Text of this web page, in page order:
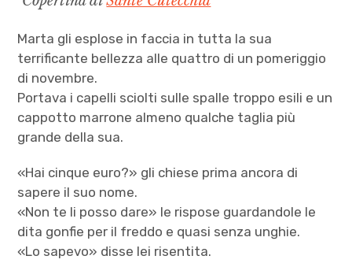
Marta gli esplose in faccia in tutta la sua
terrificante bellezza alle quattro di un pomeriggio
di novembre.
Portava i capelli sciolti sulle spalle troppo esili e un
cappotto marrone almeno qualche taglia più
grande della sua.
«Hai cinque euro?» gli chiese prima ancora di
sapere il suo nome.
«Non te li posso dare» le rispose guardandole le
dita gonfie per il freddo e quasi senza unghie.
«Lo sapevo» disse lei risentita.